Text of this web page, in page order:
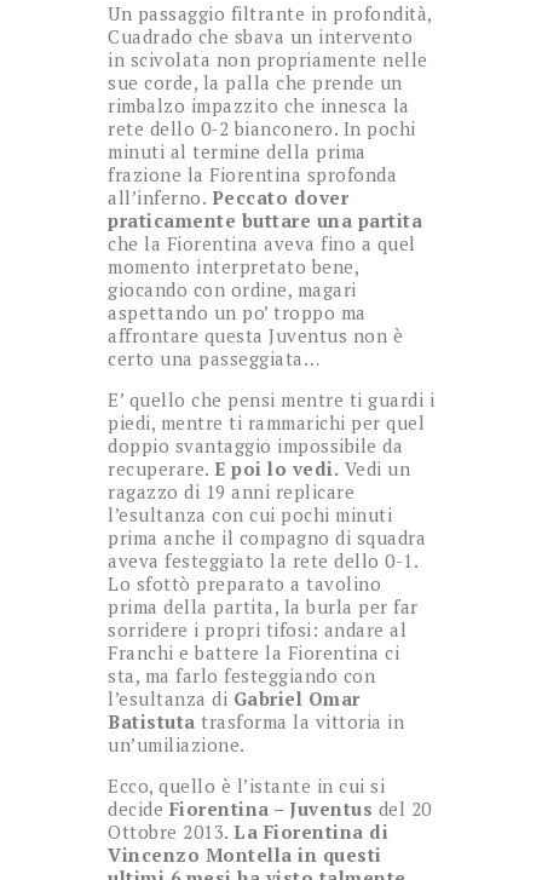
Un passaggio filtrante in profondità,
Cuadrado che sbava un intervento
in scivolata non propriamente nelle
sue corde, la palla che prende un
rimbalzo impazzito che innesca la
rete dello 0-2 bianconero. In pochi
minuti al termine della prima
frazione la Fiorentina sprofonda
all’inferno. Peccato dover
praticamente buttare una partita
che la Fiorentina aveva fino a quel
momento interpretato bene,
giocando con ordine, magari
aspettando un po’ troppo ma
affrontare questa Juventus non è
certo una passeggiata…
E’ quello che pensi mentre ti guardi i
piedi, mentre ti rammarichi per quel
doppio svantaggio impossibile da
recuperare. E poi lo vedi. Vedi un
ragazzo di 19 anni replicare
l’esultanza con cui pochi minuti
prima anche il compagno di squadra
aveva festeggiato la rete dello 0-1.
Lo sfottò preparato a tavolino
prima della partita, la burla per far
sorridere i propri tifosi: andare al
Franchi e battere la Fiorentina ci
sta, ma farlo festeggiando con
l’esultanza di Gabriel Omar
Batistuta trasforma la vittoria in
un’umiliazione.
Ecco, quello è l’istante in cui si
decide Fiorentina – Juventus del 20
Ottobre 2013. La Fiorentina di
Vincenzo Montella in questi